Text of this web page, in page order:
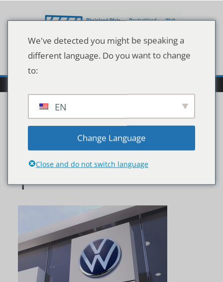
Inhalt
ST_16-9_Information-on-
EA189-diesel-engines_2-
1
We've detected you might be speaking a
different language. Do you want to change
to:
EN
Change Language
Close and do not switch language